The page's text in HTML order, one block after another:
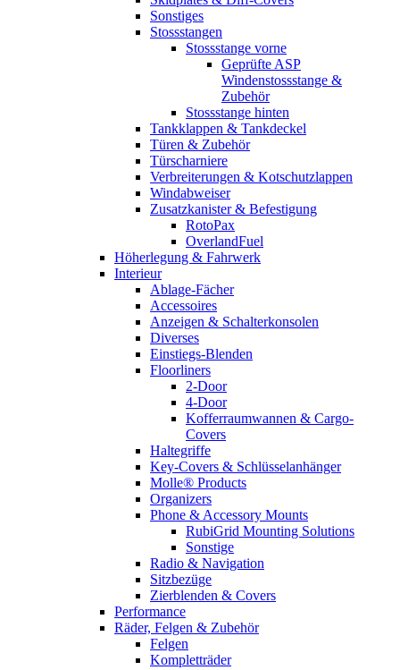
Sonstiges
Stossstangen
Stossstange vorne
Geprüfte ASP
Windenstossstange &
Zubehör
Stossstange hinten
Tankklappen & Tankdeckel
Türen & Zubehör
Türscharniere
Verbreiterungen & Kotschutzlappen
Windabweiser
Zusatzkanister & Befestigung
RotoPax
OverlandFuel
Höherlegung & Fahrwerk
Interieur
Ablage-Fächer
Accessoires
Anzeigen & Schalterkonsolen
Diverses
Einstiegs-Blenden
Floorliners
2-Door
4-Door
Kofferraumwannen & Cargo-
Covers
Haltegriffe
Key-Covers & Schlüsselanhänger
Molle® Products
Organizers
Phone & Accessory Mounts
RubiGrid Mounting Solutions
Sonstige
Radio & Navigation
Sitzbezüge
Zierblenden & Covers
Performance
Räder, Felgen & Zubehör
Felgen
Kompletträder